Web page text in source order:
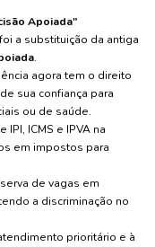
Apoiada"
a substituição da antiga
.
agora tem o direito
sua confiança para
ou de saúde.
ICMS e IPVA na
em impostos para
de vagas em
a discriminação no
prioritário e à